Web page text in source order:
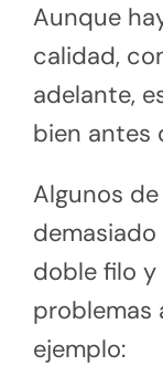
Aunque
calidad,
adelante,
bien antes
Algunos
doble filo
problemas
ejemplo: